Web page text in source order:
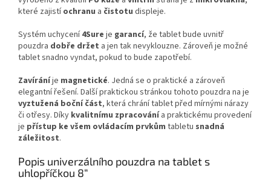
které zajistíochranu a čistotu displeje.
Systém uchycení4Sure je garancí, že tablet bude uvnitř
pouzdra dobře držet a jen tak nevyklouzne. Zároveň je možné
tablet snadno vyndat, pokud to bude zapotřebí.
Zavíráníje magnetické. Jedná se o praktické a zároveň
elegantní řešení. Další praktickou stránkou tohoto pouzdra na je
vyztužená boční část, která chrání tablet před mírnými nárazy
či otřesy. Díky kvalitnímu zpracovánía praktickému provedení
je přístup ke všem ovládacím prvkům tabletu snadná
záležitost.
Popis univerzálního pouzdra na tablet s
uhlopříčkou 8“